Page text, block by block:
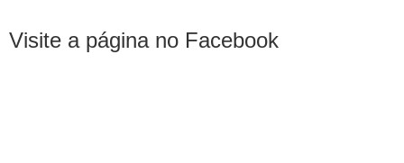
Visite a página no Facebook